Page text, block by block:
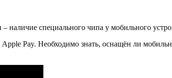
наличие специального чипа у мобильного
Pay. Необходимо знать, оснащён ли